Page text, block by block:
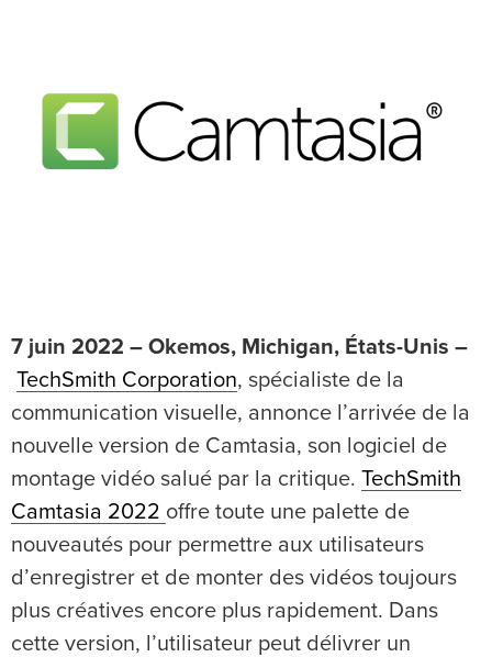
7 juin 2022 – Okemos, Michigan, États-Unis –
TechSmith Corporation, spécialiste de la
communication visuelle, annonce l’arrivée de la
nouvelle version de Camtasia, son logiciel de
montage vidéo salué par la critique. TechSmith
Camtasia 2022 offre toute une palette de
nouveautés pour permettre aux utilisateurs
d’enregistrer et de monter des vidéos toujours
plus créatives encore plus rapidement. Dans
cette version, l’utilisateur peut délivrer un